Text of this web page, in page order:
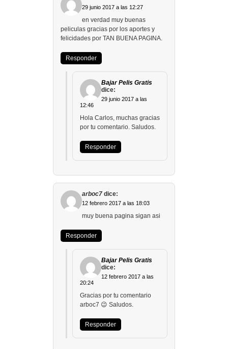
29 junio 2017 a las 12:27
en verdad muy buenas
peliculas gracias por los aportes y
felicidades por TAN BUENA PAGINA.
Responder
Bajar Pelis Gratis
dice:
29 junio 2017 a las
12:46
Hola Carlos, muchas gracias
por tu comentario. Saludos.
Responder
arboc7 dice:
12 febrero 2017 a las 18:03
muy buena pagina sigan asi
Responder
Bajar Pelis Gratis
dice:
12 febrero 2017 a las
20:24
Gracias por tu comentario
arboc7 😉 Saludos.
Responder